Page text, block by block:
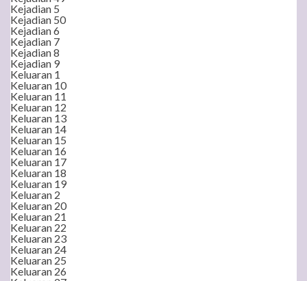
Kejadian 5
Kejadian 50
Kejadian 6
Kejadian 7
Kejadian 8
Kejadian 9
Keluaran 1
Keluaran 10
Keluaran 11
Keluaran 12
Keluaran 13
Keluaran 14
Keluaran 15
Keluaran 16
Keluaran 17
Keluaran 18
Keluaran 19
Keluaran 2
Keluaran 20
Keluaran 21
Keluaran 22
Keluaran 23
Keluaran 24
Keluaran 25
Keluaran 26